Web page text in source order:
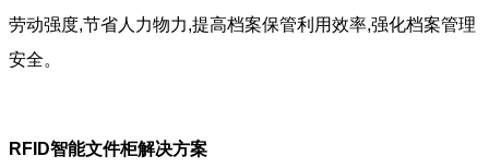
劳动强度,节省人力物力,提高档案保管利用效率,强化档案管理
安全。
RFID智能文件柜解决方案